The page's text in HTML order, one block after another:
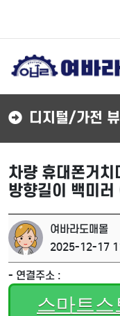
디지털/가전 뷰
차량 휴대폰거
방향길이 백미러
여바라도매몰
2025-12-17
- 연결주소 :
스마트스